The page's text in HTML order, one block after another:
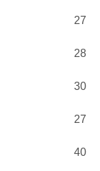
27
28
30
27
40